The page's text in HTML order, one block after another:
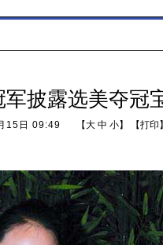
军披露选美夺冠
15日 09:49 【大 中 小】 【打印